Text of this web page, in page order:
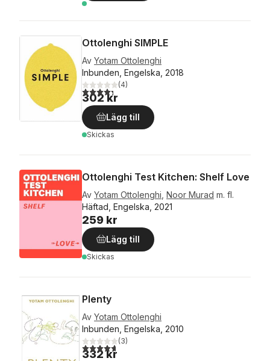
Ottolenghi SIMPLE
Av Yotam Ottolenghi
Inbunden, Engelska, 2018
4,3utav 5 stjärnor. Totalt antal röster:
(4)
302 kr
Lägg till
Skickas
Ottolenghi Test Kitchen: Shelf Love
Av Yotam Ottolenghi Noor Murad m. fl.
Häftad, Engelska, 2021
259 kr
Lägg till
Skickas
Plenty
Av Yotam Ottolenghi
Inbunden, Engelska, 2010
4,7utav 5 stjärnor. Totalt antal röster:
(3)
332 kr